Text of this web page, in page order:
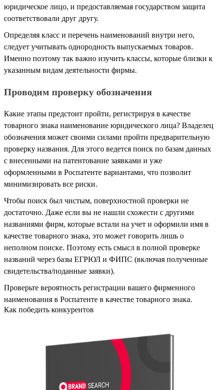
юридическое лицо, и предоставляемая государством защита
соответствовали друг другу.
Определяя класс и перечень наименований внутри него,
следует учитывать однородность выпускаемых товаров.
Именно поэтому так важно изучить классы, которые близки к
указанным видам деятельности фирмы.
Проводим проверку обозначения
Какие этапы предстоит пройти, регистрируя в качестве
товарного знака наименование юридического лица? Владелец
обозначения может своими силами пройти предварительную
проверку названия. Для этого ведется поиск по базам данных
с внесенными на патентование заявками и уже
оформленными в Роспатенте вариантами, что позволит
минимизировать все риски.
Чтобы поиск был чистым, поверхностной проверки не
достаточно. Даже если вы не нашли схожести с другими
названиями фирм, которые встали на учет и оформили имя в
качестве товарного знака, это может говорить лишь о
неполном поиске. Поэтому есть смысл в полной проверке
названий через базы ЕГРЮЛ и ФИПС (включая полученные
свидетельства/поданные заявки).
Проверьте вероятность регистрации вашего фирменного
наименования в Роспатенте в качестве товарного знака.
Как победить конкурентов